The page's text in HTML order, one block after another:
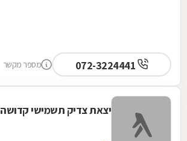
מספר מקשר
יצאת צדיק תשמישי קדושה